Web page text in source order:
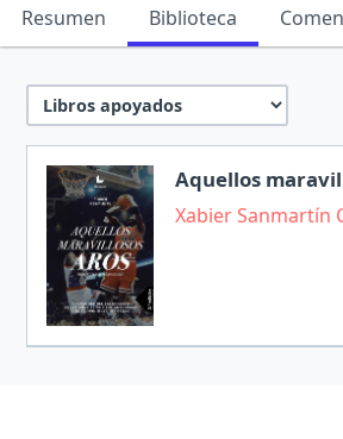
Resumen Biblioteca
Aquellos
Xabier Sanmartín